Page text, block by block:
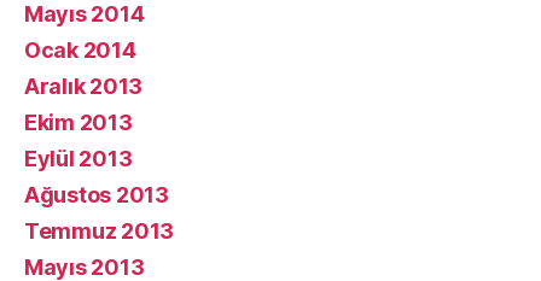
Mayıs 2014
Ocak 2014
Aralık 2013
Ekim 2013
Eylül 2013
Ağustos 2013
Temmuz 2013
Mayıs 2013